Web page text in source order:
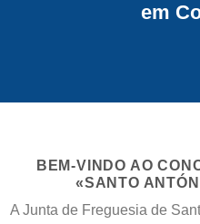
em
BEM-VINDO AO
«SANTO
A Junta de Freguesia de